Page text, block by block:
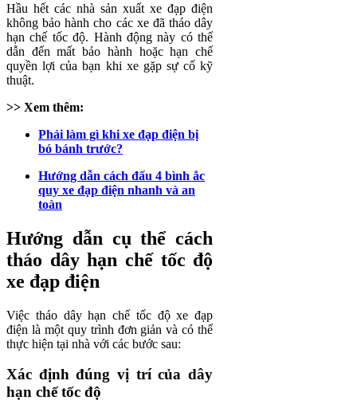
Hầu hết các nhà sản xuất xe đạp điện
không bảo hành cho các xe đã tháo dây
hạn chế tốc độ. Hành động này có thể
dẫn đến mất bảo hành hoặc hạn chế
quyền lợi của bạn khi xe gặp sự cố kỹ
thuật.
>> Xem thêm:
Phải làm gì khi xe đạp điện bị
bó bánh trước?
Hướng dẫn cách đấu 4 bình ắc
quy xe đạp điện nhanh và an
toàn
Hướng dẫn cụ thể cách
tháo dây hạn chế tốc độ
xe đạp điện
Việc tháo dây hạn chế tốc độ xe đạp
điện là một quy trình đơn giản và có thể
thực hiện tại nhà với các bước sau:
Xác định đúng vị trí của dây
hạn chế tốc độ